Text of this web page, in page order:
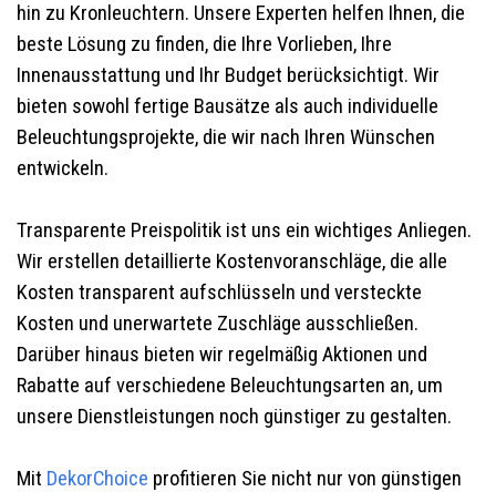
hin zu Kronleuchtern. Unsere Experten helfen Ihnen, die
beste Lösung zu finden, die Ihre Vorlieben, Ihre
Innenausstattung und Ihr Budget berücksichtigt. Wir
bieten sowohl fertige Bausätze als auch individuelle
Beleuchtungsprojekte, die wir nach Ihren Wünschen
entwickeln.
Transparente Preispolitik ist uns ein wichtiges Anliegen.
Wir erstellen detaillierte Kostenvoranschläge, die alle
Kosten transparent aufschlüsseln und versteckte
Kosten und unerwartete Zuschläge ausschließen.
Darüber hinaus bieten wir regelmäßig Aktionen und
Rabatte auf verschiedene Beleuchtungsarten an, um
unsere Dienstleistungen noch günstiger zu gestalten.
Mit DekorChoice profitieren Sie nicht nur von günstigen